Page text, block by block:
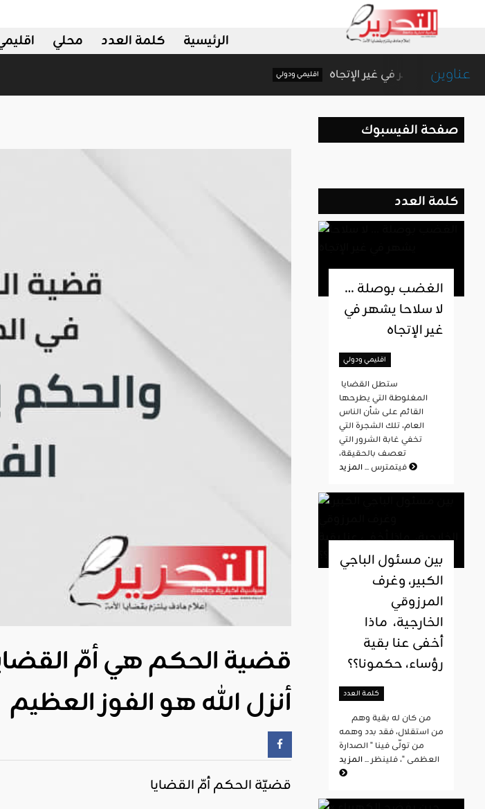
محلي كلمة العدد الرئيسية
عناوين
بوصلة … لا سلاحا يشهر في غير الإتجاه
قضية الحكم هي أمّ
أنزل الله هو الفوز العظيم
قضيّة الحكم أمّ القضايا
صفحة الفيسبوك
كلمة العدد
الغضب بوصلة …
لا سلاحا يشهر في
غير الإتجاه
اقليمي ودولي
المغلوطة التي يطرحها
القائم على شأن الناس
العام، تلك الشجرة التي
تخفي غابة الشرور التي
تعصف بالحقيقة،
فيتمترس ...المزيد
بين مسئول الباجي
الكبير، وغرف
المرزوقي
الخارجية، ماذا
أخفى عنا بقية
رؤساء، حكمونا؟؟
كلمة العدد
من استقلال، فقد بدد وهمه
من تولّى فينا " الصدارة
العظمى "، فلينظر ...المزيد